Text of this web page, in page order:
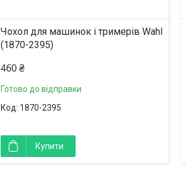
Чохол для машинок і тримерів Wahl
(1870-2395)
460 ₴
Готово до відправки
1870-2395
Купити